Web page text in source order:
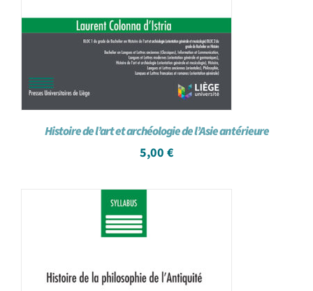
Histoire de l’art et archéologie de l’Asie antérieure
5,00 €